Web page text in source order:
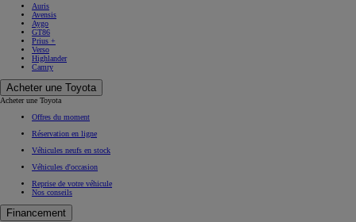
Auris
Avensis
Aygo
GT86
Prius +
Verso
Highlander
Camry
Acheter une Toyota
Acheter une Toyota
Offres du moment
Réservation en ligne
Véhicules neufs en stock
Véhicules d'occasion
Reprise de votre véhicule
Nos conseils
Financement